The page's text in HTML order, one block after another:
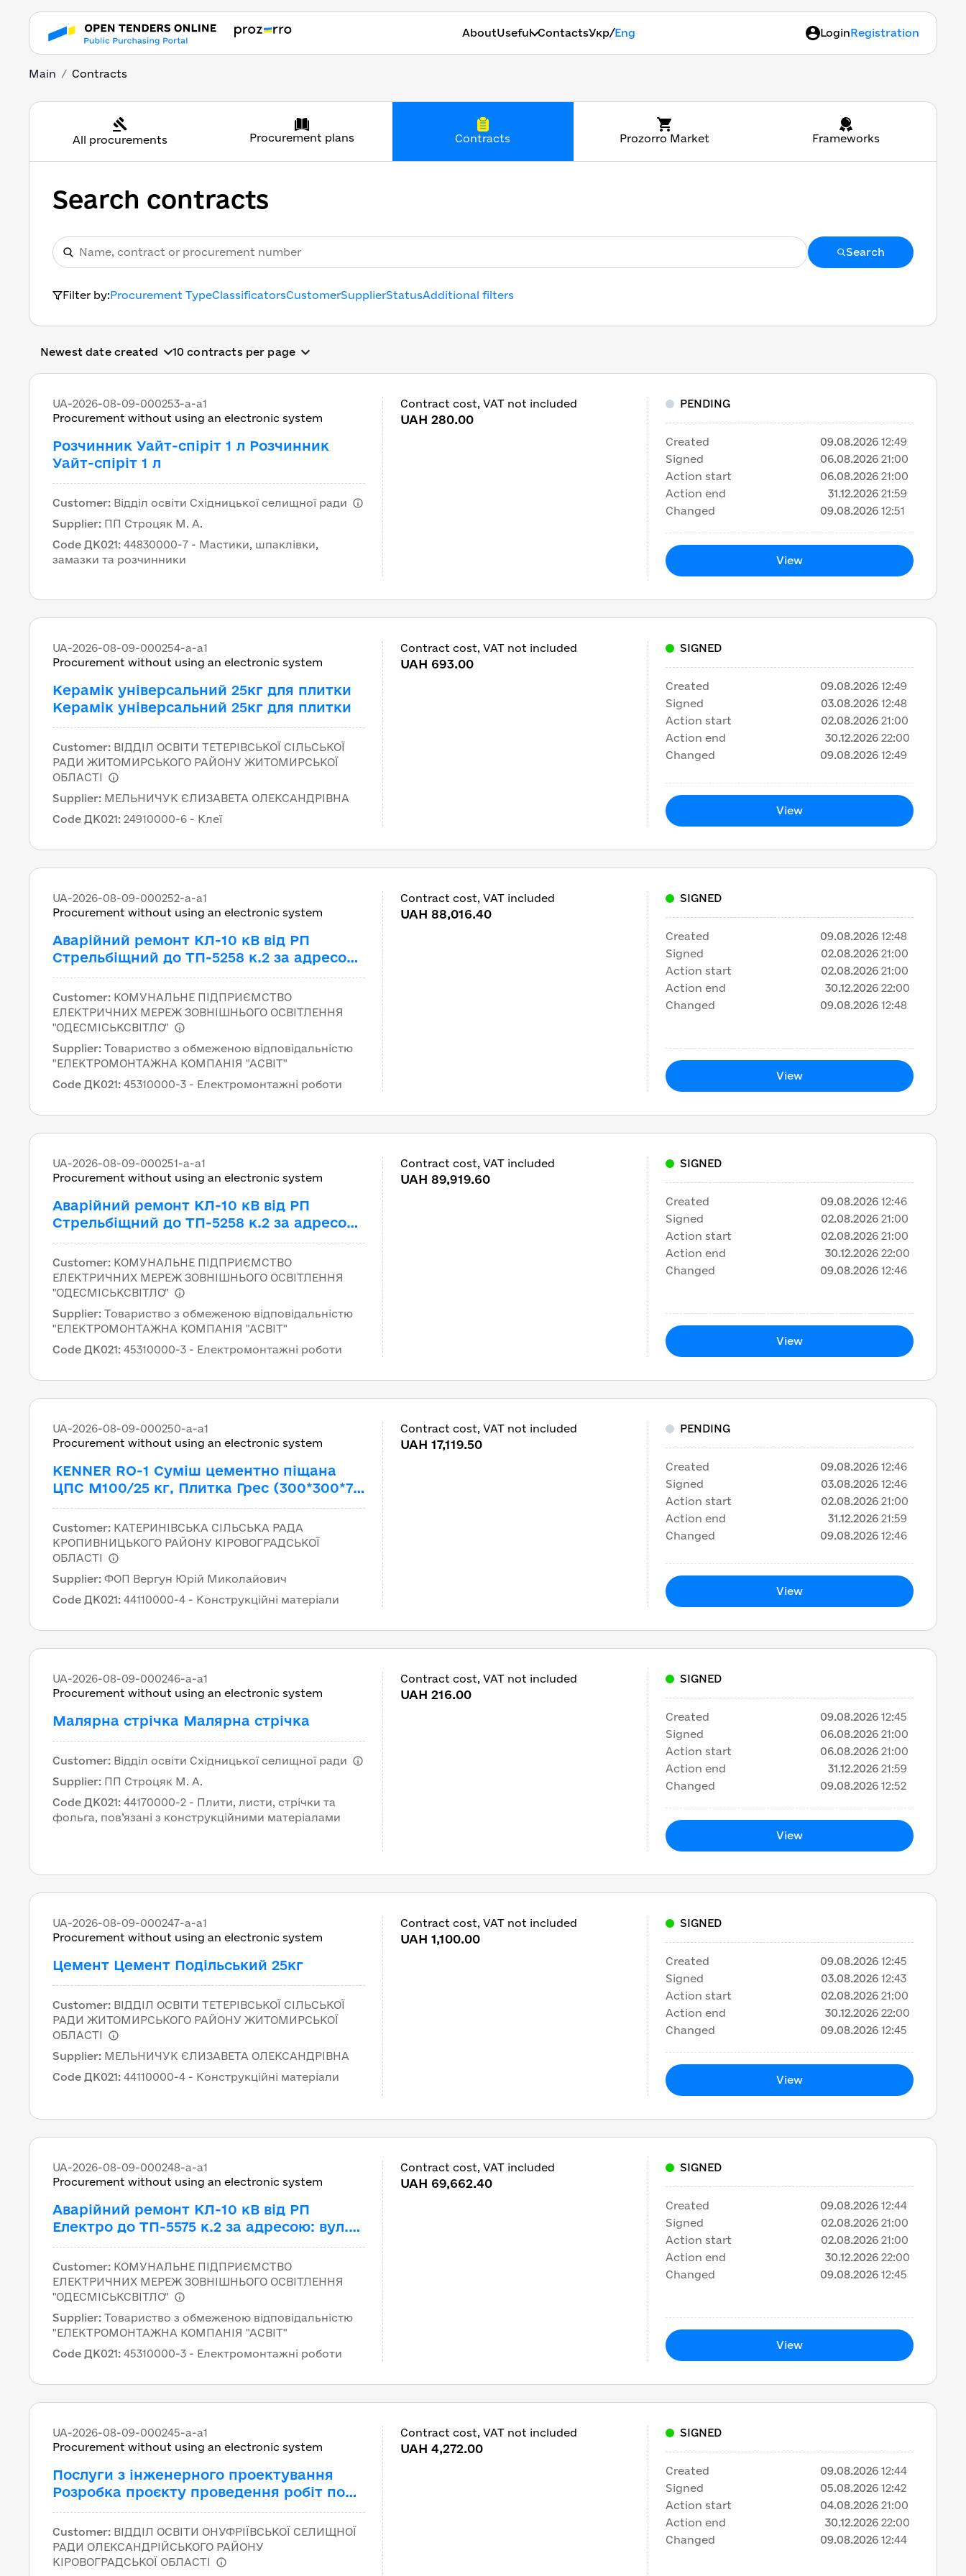
AboutUseful ContactsУкр/Eng LoginRegistration
Main Contracts
All procurements Procurement plans Contracts Prozorro Market Frameworks
Search contracts
Search
Filter by:Procurement TypeClassificatorsCustomerSupplierStatusAdditional filters
All governmental tenders in Ukraine
Newest date created 10 contracts per page
UA-2026-08-09-000253-a-a1
Procurement without using an electronic system
Розчинник Уайт-спіріт 1 л Розчинник
Уайт-спіріт 1 л
Customer: Відділ освіти Східницької селищної ради
Supplier: ПП Строцяк М. А.
Code ДК021: 44830000-7 - Мастики, шпаклівки,
замазки та розчинники
Contract cost, VAT not included
UAH 280.00
PENDING
Created 09.08.2026 12:49
Signed
06.08.2026 21:00
Action start
06.08.2026 21:00
Action end
31.12.2026 21:59
Changed
09.08.2026 12:51
View
UA-2026-08-09-000254-a-a1
Procurement without using an electronic system
Керамік універсальний 25кг для плитки
Керамік універсальний 25кг для плитки
Customer: ВІДДІЛ ОСВІТИ ТЕТЕРІВСЬКОЇ СІЛЬСЬКОЇ
РАДИ ЖИТОМИРСЬКОГО РАЙОНУ ЖИТОМИРСЬКОЇ
ОБЛАСТІ
Supplier: МЕЛЬНИЧУК ЄЛИЗАВЕТА ОЛЕКСАНДРІВНА
Code ДК021: 24910000-6 - Клеї
Contract cost, VAT not included
UAH 693.00
SIGNED
Created 09.08.2026 12:49
Signed
03.08.2026 12:48
Action start
02.08.2026 21:00
Action end
30.12.2026 22:00
Changed
09.08.2026 12:49
View
UA-2026-08-09-000252-a-a1
Procurement without using an electronic system
Аварійний ремонт КЛ-10 кВ від РП
Стрельбіщний до ТП-5258 к.2 за адресою:
вул. Комарова, 10, м. Одеса за ДК
021:2015 – 45310000-3 – Електромонтажні
роботи Аварійний ремонт КЛ-10 кВ від
РП Стрельбіщний до ТП-5258 к.2 за
адресою: вул. Комарова, 10, м. Одеса за
ДК 021:2015 – 45310000-3 –
Електромонтажні роботи
Customer: КОМУНАЛЬНЕ ПІДПРИЄМСТВО
ЕЛЕКТРИЧНИХ МЕРЕЖ ЗОВНІШНЬОГО ОСВІТЛЕННЯ
"ОДЕСМІСЬКСВІТЛО"
Supplier: Товариство з обмеженою відповідальністю
"ЕЛЕКТРОМОНТАЖНА КОМПАНІЯ "АСВІТ"
Code ДК021: 45310000-3 - Електромонтажні роботи
Contract cost, VAT included
UAH 88,016.40
SIGNED
Created 09.08.2026 12:48
Signed
02.08.2026 21:00
Action start
02.08.2026 21:00
Action end
30.12.2026 22:00
Changed
09.08.2026 12:48
View
UA-2026-08-09-000251-a-a1
Procurement without using an electronic system
Аварійний ремонт КЛ-10 кВ від РП
Стрельбіщний до ТП-5258 к.2 за адресою:
вул. Комарова, 12/1, м. Одеса за ДК
021:2015 – 45310000-3 – Електромонтажні
роботи Аварійний ремонт КЛ-10 кВ від
РП Стрельбіщний до ТП-5258 к.2 за
адресою: вул. Комарова, 12/1, м. Одеса за
ДК 021:2015 – 45310000-3 –
Електромонтажні роботи
Customer: КОМУНАЛЬНЕ ПІДПРИЄМСТВО
ЕЛЕКТРИЧНИХ МЕРЕЖ ЗОВНІШНЬОГО ОСВІТЛЕННЯ
"ОДЕСМІСЬКСВІТЛО"
Supplier: Товариство з обмеженою відповідальністю
"ЕЛЕКТРОМОНТАЖНА КОМПАНІЯ "АСВІТ"
Code ДК021: 45310000-3 - Електромонтажні роботи
Contract cost, VAT included
UAH 89,919.60
SIGNED
Created 09.08.2026 12:46
Signed
02.08.2026 21:00
Action start
02.08.2026 21:00
Action end
30.12.2026 22:00
Changed
09.08.2026 12:46
View
UA-2026-08-09-000250-a-a1
Procurement without using an electronic system
KENNER RO-1 Суміш цементно піщана
ЦПС М100/25 кг, Плитка Грес (300*300*7)
(родос) (P400) KENNER RO-1 Суміш
цементно піщана ЦПС М100/25 кг
Customer: КАТЕРИНІВСЬКА СІЛЬСЬКА РАДА
КРОПИВНИЦЬКОГО РАЙОНУ КІРОВОГРАДСЬКОЇ
ОБЛАСТІ
Supplier: ФОП Вергун Юрій Миколайович
Code ДК021: 44110000-4 - Конструкційні матеріали
Contract cost, VAT not included
UAH 17,119.50
PENDING
Created 09.08.2026 12:46
Signed
03.08.2026 12:46
Action start
02.08.2026 21:00
Action end
31.12.2026 21:59
Changed
09.08.2026 12:46
View
UA-2026-08-09-000246-a-a1
Procurement without using an electronic system
Малярна стрічка Малярна стрічка
Customer: Відділ освіти Східницької селищної ради
Supplier: ПП Строцяк М. А.
Code ДК021: 44170000-2 - Плити, листи, стрічки та
фольга, пов’язані з конструкційними матеріалами
Contract cost, VAT not included
UAH 216.00
SIGNED
Created 09.08.2026 12:45
Signed
06.08.2026 21:00
Action start
06.08.2026 21:00
Action end
31.12.2026 21:59
Changed
09.08.2026 12:52
View
UA-2026-08-09-000247-a-a1
Procurement without using an electronic system
Цемент Цемент Подільський 25кг
Customer: ВІДДІЛ ОСВІТИ ТЕТЕРІВСЬКОЇ СІЛЬСЬКОЇ
РАДИ ЖИТОМИРСЬКОГО РАЙОНУ ЖИТОМИРСЬКОЇ
ОБЛАСТІ
Supplier: МЕЛЬНИЧУК ЄЛИЗАВЕТА ОЛЕКСАНДРІВНА
Code ДК021: 44110000-4 - Конструкційні матеріали
Contract cost, VAT not included
UAH 1,100.00
SIGNED
Created 09.08.2026 12:45
Signed
03.08.2026 12:43
Action start
02.08.2026 21:00
Action end
30.12.2026 22:00
Changed
09.08.2026 12:45
View
UA-2026-08-09-000248-a-a1
Procurement without using an electronic system
Аварійний ремонт КЛ-10 кВ від РП
Електро до ТП-5575 к.2 за адресою: вул.
Чикаленка, 38, м. Одеса за ДК 021:2015 –
45310000-3 – Електромонтажні роботи
Аварійний ремонт КЛ-10 кВ від РП
Електро до ТП-5575 к.2 за адресою: вул.
Чикаленка, 38, м. Одеса за ДК 021:2015 –
45310000-3 – Електромонтажні роботи
Customer: КОМУНАЛЬНЕ ПІДПРИЄМСТВО
ЕЛЕКТРИЧНИХ МЕРЕЖ ЗОВНІШНЬОГО ОСВІТЛЕННЯ
"ОДЕСМІСЬКСВІТЛО"
Supplier: Товариство з обмеженою відповідальністю
"ЕЛЕКТРОМОНТАЖНА КОМПАНІЯ "АСВІТ"
Code ДК021: 45310000-3 - Електромонтажні роботи
Contract cost, VAT included
UAH 69,662.40
SIGNED
Created 09.08.2026 12:44
Signed
02.08.2026 21:00
Action start
02.08.2026 21:00
Action end
30.12.2026 22:00
Changed
09.08.2026 12:45
View
UA-2026-08-09-000245-a-a1
Procurement without using an electronic system
Послуги з інженерного проектування
Розробка проєкту проведення робіт по
вогнезахисному оброблянню деревяних
конструкцій покрівлі за адресою вул.
Центральна, 1-А, с. Василівка,
Олександрійський р-н, Кіровоградська
Customer: ВІДДІЛ ОСВІТИ ОНУФРІЇВСЬКОЇ СЕЛИЩНОЇ
РАДИ ОЛЕКСАНДРІЙСЬКОГО РАЙОНУ
КІРОВОГРАДСЬКОЇ ОБЛАСТІ
Contract cost, VAT not included
UAH 4,272.00
SIGNED
Created 09.08.2026 12:44
Signed
05.08.2026 12:42
Action start
04.08.2026 21:00
Action end
30.12.2026 22:00
Changed
09.08.2026 12:44